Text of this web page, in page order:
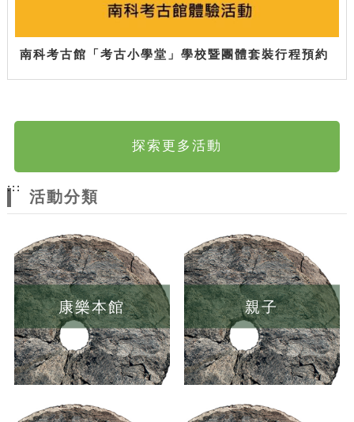
南科考古館「考古小學堂」學校暨團體套裝行程預約
探索更多活動
:::
活動分類
康樂本館 親子